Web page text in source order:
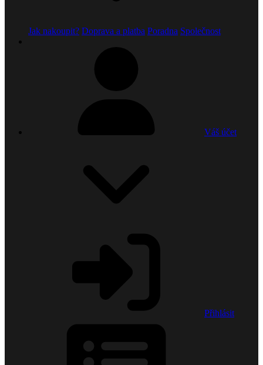
Jak nakoupit? Doprava a platba Poradna Společnost
Váš účet
Přihlásit